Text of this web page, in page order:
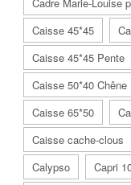
Caisse 45*45
Caisse 45*45 Pente
Caisse 50*40 Chêne
Caisse 65*50
Caisse cache-clous
Calypso
Capri